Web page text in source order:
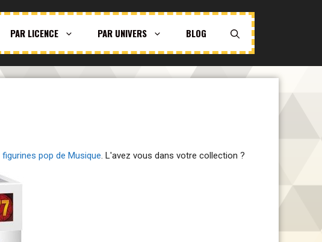
PAR LICENCE PAR UNIVERS BLOG
figurines pop de Musique. L'avez vous dans votre collection ?